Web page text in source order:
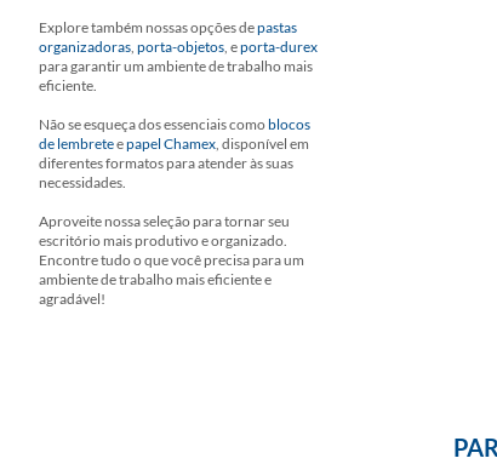
Explore também nossas opções depastas
organizadoras, porta-objetos, eporta-durex
para garantir um ambiente de trabalho mais
eficiente.
Não se esqueça dos essenciais comoblocos
de lembreteepapel Chamex, disponível em
diferentes formatos para atender às suas
necessidades.
Aproveite nossa seleção para tornar seu
escritório mais produtivo e organizado.
Encontre tudo o que você precisa para um
ambiente de trabalho mais eficiente e
agradável!